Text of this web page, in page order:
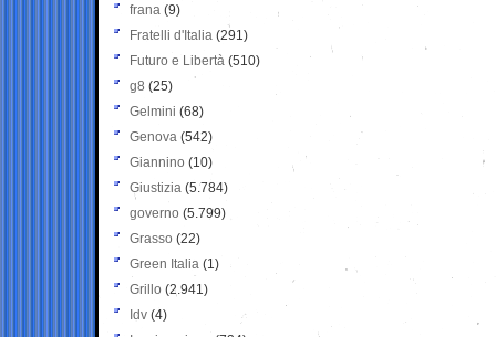
frana (9)
Fratelli d'Italia (291)
Futuro e Libertà (510)
g8 (25)
Gelmini (68)
Genova (542)
Giannino (10)
Giustizia (5.784)
governo (5.799)
Grasso (22)
Green Italia (1)
Grillo (2.941)
Idv (4)